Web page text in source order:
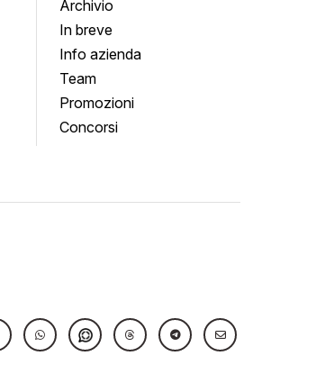
Archivio
In breve
Info azienda
Team
Promozioni
Concorsi